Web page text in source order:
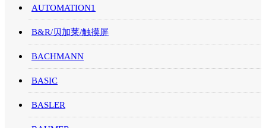
AUTOMATION1
B&R/贝加莱/触摸屏
BACHMANN
BASIC
BASLER